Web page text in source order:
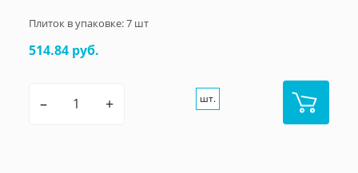
Плиток в упаковке:7 шт
514.84 руб.
– + шт.